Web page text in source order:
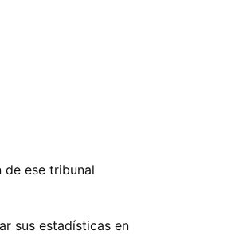
de ese tribunal
sus estadísticas en